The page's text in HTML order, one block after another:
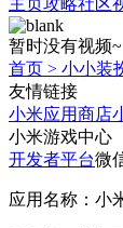
暂时没有视频~
首页 > 小小装
友情链接
小米应用商店
小米游戏中心
开发者平台微
应用名称：小